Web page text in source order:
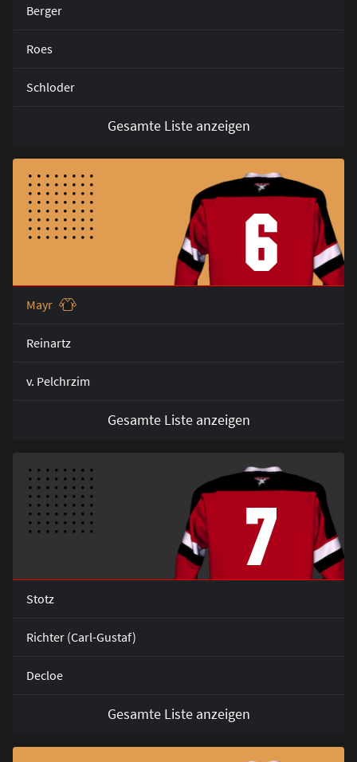
Berger
Roes
Schloder
Gesamte Liste anzeigen
6
Mayr
Reinartz
v. Pelchrzim
Gesamte Liste anzeigen
7
Stotz
Richter (Carl-Gustaf)
Decloe
Gesamte Liste anzeigen